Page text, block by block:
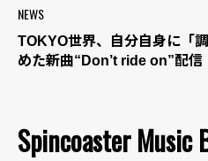
NEWS
TOKYO世界、自分自身に「
めた新曲“Don’t ride on”配信
Spincoaster Music